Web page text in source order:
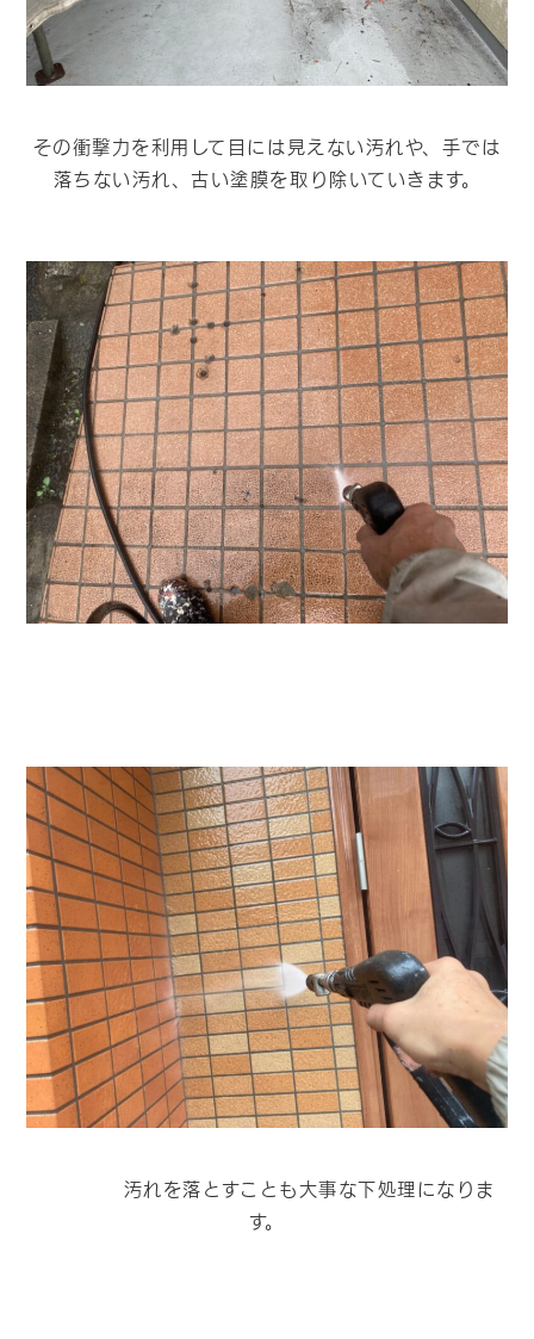
その衝撃力を利用して目には見えない汚れや、手では
落ちない汚れ、古い塗膜を取り除いていきます。
汚れを落とすことも大事な下処理になりま
す。